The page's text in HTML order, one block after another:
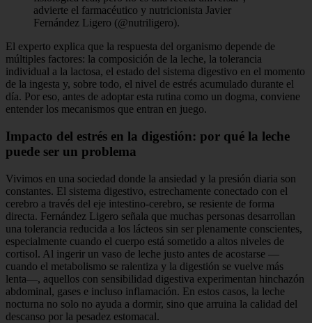
advierte el farmacéutico y nutricionista Javier
Fernández Ligero (@nutriligero).
El experto explica que la respuesta del organismo depende de
múltiples factores: la composición de la leche, la tolerancia
individual a la lactosa, el estado del sistema digestivo en el momento
de la ingesta y, sobre todo, el nivel de estrés acumulado durante el
día. Por eso, antes de adoptar esta rutina como un dogma, conviene
entender los mecanismos que entran en juego.
Impacto del estrés en la digestión: por qué la leche
puede ser un problema
Vivimos en una sociedad donde la ansiedad y la presión diaria son
constantes. El sistema digestivo, estrechamente conectado con el
cerebro a través del eje intestino-cerebro, se resiente de forma
directa. Fernández Ligero señala que muchas personas desarrollan
una tolerancia reducida a los lácteos sin ser plenamente conscientes,
especialmente cuando el cuerpo está sometido a altos niveles de
cortisol. Al ingerir un vaso de leche justo antes de acostarse —
cuando el metabolismo se ralentiza y la digestión se vuelve más
lenta—, aquellos con sensibilidad digestiva experimentan hinchazón
abdominal, gases e incluso inflamación. En estos casos, la leche
nocturna no solo no ayuda a dormir, sino que arruina la calidad del
descanso por la pesadez estomacal.